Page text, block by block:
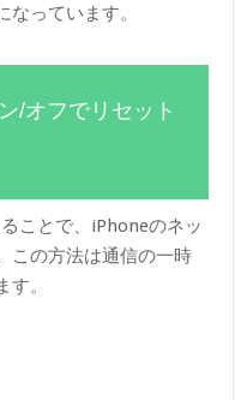
っています。
/オフでリセット
ことで、iPhoneのネッ
この方法は通信の一時
。